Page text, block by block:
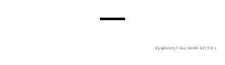
Εμφάνιση 1 έως 4 από 4 (1 Σελ.)